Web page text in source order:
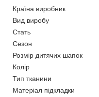
Країна виробник
Вид виробу
Стать
Сезон
Розмір дитячих шапок
Колір
Тип тканини
Матеріал підкладки